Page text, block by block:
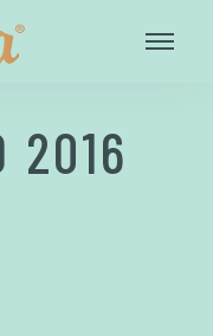
2016